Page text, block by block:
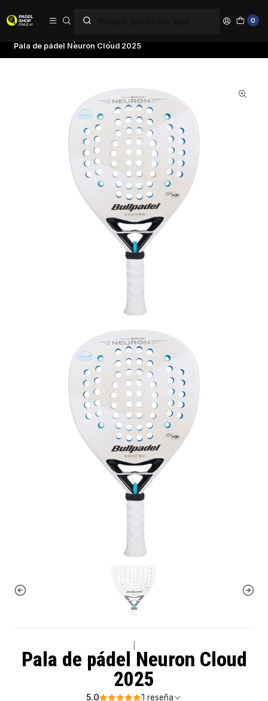
0
Pala de pádel Neuron Cloud 2025
Pala de pádel Neuron Cloud
2025
5.0 1 reseña